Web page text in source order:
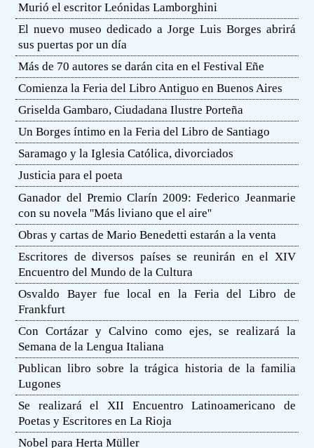
Murió el escritor Leónidas Lamborghini
El nuevo museo dedicado a Jorge Luis Borges abrirá
sus puertas por un día
Más de 70 autores se darán cita en el Festival Eñe
Comienza la Feria del Libro Antiguo en Buenos Aires
Griselda Gambaro, Ciudadana Ilustre Porteña
Un Borges íntimo en la Feria del Libro de Santiago
Saramago y la Iglesia Católica, divorciados
Justicia para el poeta
Ganador del Premio Clarín 2009: Federico Jeanmarie
con su novela ''Más liviano que el aire''
Obras y cartas de Mario Benedetti estarán a la venta
Escritores de diversos países se reunirán en el XIV
Encuentro del Mundo de la Cultura
Osvaldo Bayer fue local en la Feria del Libro de
Frankfurt
Con Cortázar y Calvino como ejes, se realizará la
Semana de la Lengua Italiana
Publican libro sobre la trágica historia de la familia
Lugones
Se realizará el XII Encuentro Latinoamericano de
Poetas y Escritores en La Rioja
Nobel para Herta Müller